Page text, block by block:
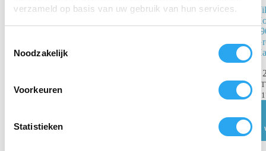
verzameld op basis van uw gebruik van hun services.
Noodzakelijk
Voorkeuren
Statistieken
Vikan 2914